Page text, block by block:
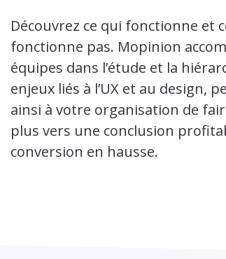
Découvrez ce qui fonctionne et
fonctionne pas. Mopinion
équipes dans l’étude et la
enjeux liés à l’UX et au design,
ainsi à votre organisation de
plus vers une conclusion
conversion en hausse.